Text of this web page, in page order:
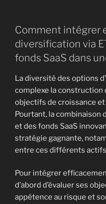
Comment intégrer
diversification via
fonds SaaS dans
La diversité des options
complexe la construction
objectifs de croissance
Pourtant, la combinaison
et des fonds SaaS
stratégie gagnante,
entre ces différents
Pour intégrer
d’abord d’évaluer ses
appétence au risque et